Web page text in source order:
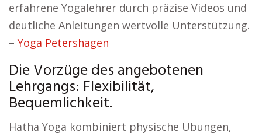
erfahrene Yogalehrer durch präzise Videos und
deutliche Anleitungen wertvolle Unterstützung.
– Yoga Petershagen
Die Vorzüge des angebotenen
Lehrgangs: Flexibilität,
Bequemlichkeit.
Hatha Yoga kombiniert physische Übungen,